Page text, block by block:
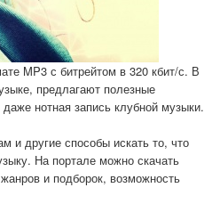
MP3 с битрейтом в 320 кбит/с. В
предлагают полезные
нотная запись клубной музыки.
и другие способы искать то, что
На портале можно скачать
и подборок, возможность